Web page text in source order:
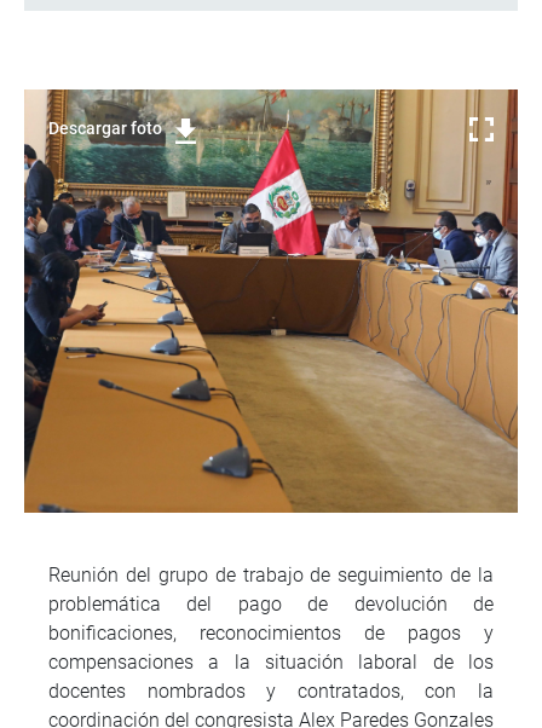
Descargar foto
Reunión del grupo de trabajo de seguimiento de la
problemática del pago de devolución de
bonificaciones, reconocimientos de pagos y
compensaciones a la situación laboral de los
docentes nombrados y contratados, con la
coordinación del congresista Alex Paredes Gonzales